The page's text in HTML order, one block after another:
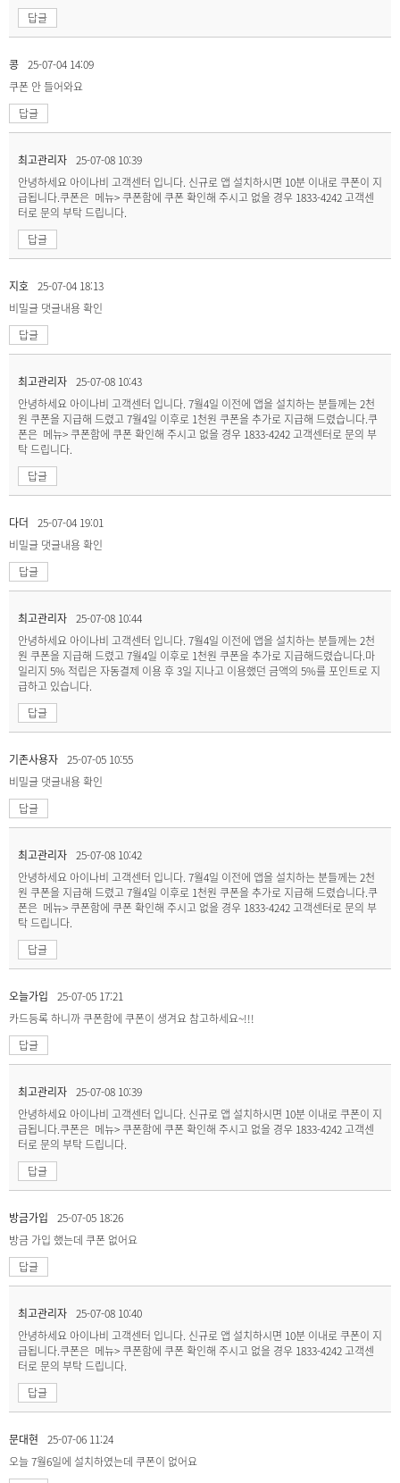
답글
콩 25-07-04 14:09
쿠폰 안 들어와요
답글
최고관리자 25-07-08 10:39
안녕하세요 아이나비 고객센터 입니다. 신규로 앱 설치하시면 10분 이내로 쿠폰이 지
급됩니다.쿠폰은 메뉴> 쿠폰함에 쿠폰 확인해 주시고 없을 경우 1833-4242 고객센
터로 문의 부탁 드립니다.
답글
지호 25-07-04 18:13
비밀글 댓글내용 확인
답글
최고관리자 25-07-08 10:43
안녕하세요 아이나비 고객센터 입니다. 7월4일 이전에 앱을 설치하는 분들께는 2천
원 쿠폰을 지급해 드렸고 7월4일 이후로 1천원 쿠폰을 추가로 지급해 드렸습니다.쿠
폰은 메뉴> 쿠폰함에 쿠폰 확인해 주시고 없을 경우 1833-4242 고객센터로 문의 부
탁 드립니다.
답글
다더
25-07-04 19:01
비밀글 댓글내용 확인
답글
최고관리자 25-07-08 10:44
안녕하세요 아이나비 고객센터 입니다. 7월4일 이전에 앱을 설치하는 분들께는 2천
원 쿠폰을 지급해 드렸고 7월4일 이후로 1천원 쿠폰을 추가로 지급해드렸습니다.마
일리지 5% 적립은 자동결제 이용 후 3일 지나고 이용했던 금액의 5%를 포인트로 지
급하고 있습니다.
답글
기존사용자 25-07-05 10:55
비밀글 댓글내용 확인
답글
최고관리자 25-07-08 10:42
안녕하세요 아이나비 고객센터 입니다. 7월4일 이전에 앱을 설치하는 분들께는 2천
원 쿠폰을 지급해 드렸고 7월4일 이후로 1천원 쿠폰을 추가로 지급해 드렸습니다.쿠
폰은 메뉴> 쿠폰함에 쿠폰 확인해 주시고 없을 경우 1833-4242 고객센터로 문의 부
탁 드립니다.
답글
오늘가입
25-07-05 17:21
카드등록 하니까 쿠폰함에 쿠폰이 생겨요 참고하세요~!!!
답글
최고관리자 25-07-08 10:39
안녕하세요 아이나비 고객센터 입니다. 신규로 앱 설치하시면 10분 이내로 쿠폰이 지
급됩니다.쿠폰은 메뉴> 쿠폰함에 쿠폰 확인해 주시고 없을 경우 1833-4242 고객센
터로 문의 부탁 드립니다.
답글
방금가입
25-07-05 18:26
방금 가입 했는데 쿠폰 없어요
답글
최고관리자 25-07-08 10:40
안녕하세요 아이나비 고객센터 입니다. 신규로 앱 설치하시면 10분 이내로 쿠폰이 지
급됩니다.쿠폰은 메뉴> 쿠폰함에 쿠폰 확인해 주시고 없을 경우 1833-4242 고객센
터로 문의 부탁 드립니다.
답글
문대현
25-07-06 11:24
오늘 7월6일에 설치하였는데 쿠폰이 없어요